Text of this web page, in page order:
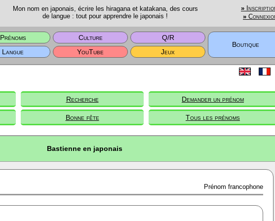
Mon nom en japonais, écrire les hiragana et katakana, des cours
de langue : tout pour apprendre le japonais !
»
»
Prénoms Culture
Q/R
Boutique
Langue YouTube Jeux
Recherche Demander un prénom
Bonne fête Tous les prénoms
Bastienne en japonais
Prénom francophone